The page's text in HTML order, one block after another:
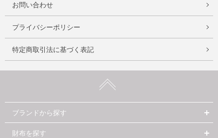
お問い合わせ
プライバシーポリシー
特定商取引法に基づく表記
ブランドから探す
財布を探す